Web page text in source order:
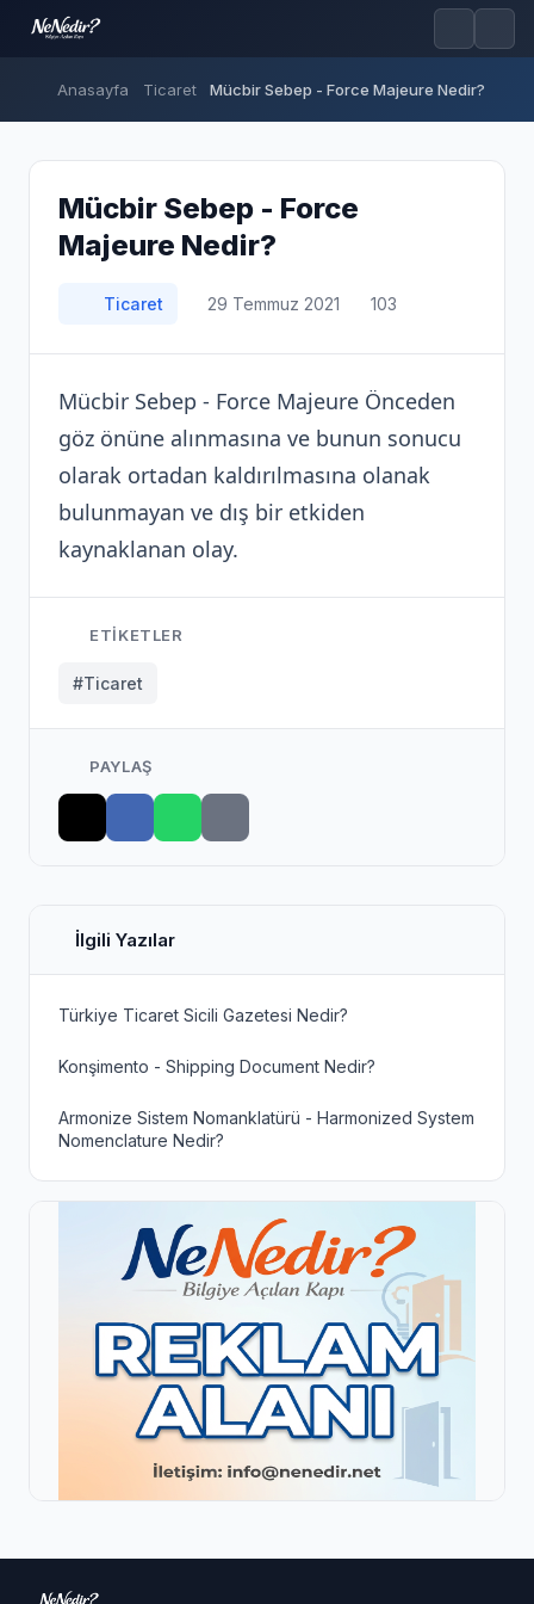
Anasayfa Ticaret Mücbir Sebep - Force Majeure Nedir?
Mücbir Sebep - Force
Majeure Nedir?
Ticaret 29 Temmuz 2021 103
Mücbir Sebep - Force Majeure Önceden
göz önüne alınmasına ve bunun sonucu
olarak ortadan kaldırılmasına olanak
bulunmayan ve dış bir etkiden
kaynaklanan olay.
ETIKETLER
#Ticaret
PAYLAŞ
İlgili Yazılar
Türkiye Ticaret Sicili Gazetesi Nedir?
Konşimento - Shipping Document Nedir?
Armonize Sistem Nomanklatürü - Harmonized System
Nomenclature Nedir?